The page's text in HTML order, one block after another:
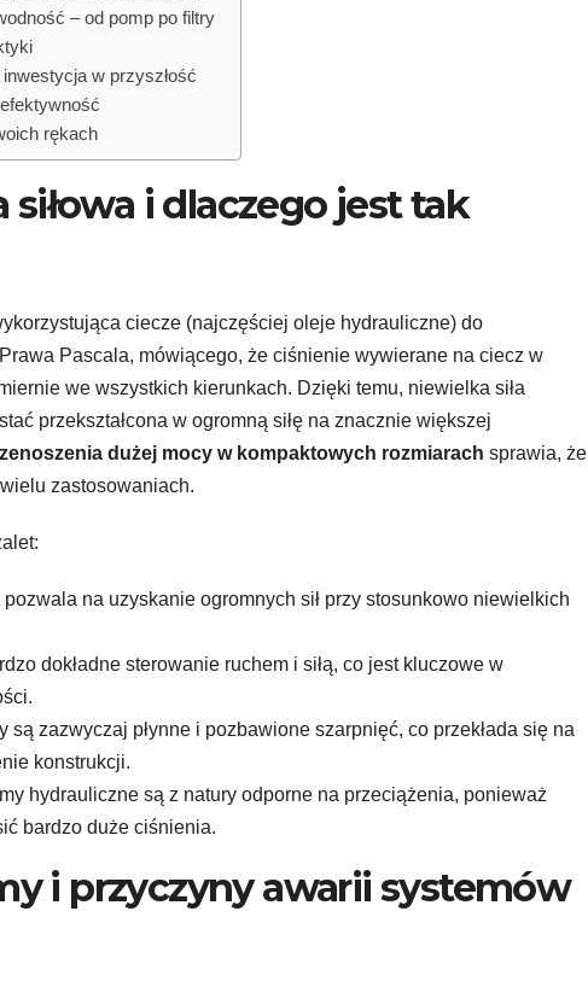
– od pomp po filtry
w przyszłość
rękach
i dlaczego jest tak
ciecze (najczęściej oleje hydrauliczne) do
Pascala, mówiącego, że ciśnienie wywierane na ciecz w
we wszystkich kierunkach. Dzięki temu, niewielka siła
przekształcona w ogromną siłę na znacznie większej
dużej mocy w kompaktowych rozmiarach sprawia, że
zastosowaniach.
na uzyskanie ogromnych sił przy stosunkowo niewielkich
dokładne sterowanie ruchem i siłą, co jest kluczowe w
są zazwyczaj płynne i pozbawione szarpnięć, co przekłada się na
konstrukcji.
hydrauliczne są z natury odporne na przeciążenia, ponieważ
bardzo duże ciśnienia.
i przyczyny awarii systemów